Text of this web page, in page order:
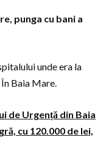
punga cu bani a
unde era la
Baia Mare.
de Urgență din Baia
cu 120.000 de lei,